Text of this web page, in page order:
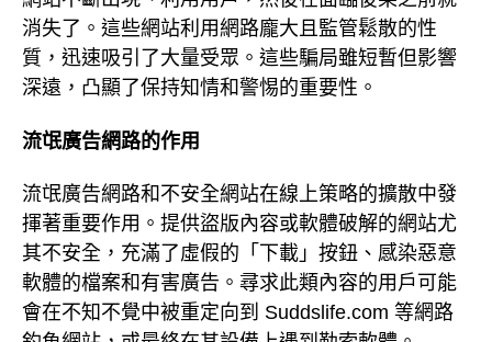
消失了。這些網站利用網路龐大且監管鬆散的性
質，迅速吸引了大量受眾。這些騙局雖短暫但影響
深遠，凸顯了保持知情和警惕的重要性。
流氓廣告網路的作用
流氓廣告網路和不安全網站在線上策略的擴散中發
揮著重要作用。提供盜版內容或軟體破解的網站尤
其不安全，充滿了虛假的「下載」按鈕、感染惡意
軟體的檔案和有害廣告。尋求此類內容的用戶可能
會在不知不覺中被重定向到 Suddslife.com 等網路